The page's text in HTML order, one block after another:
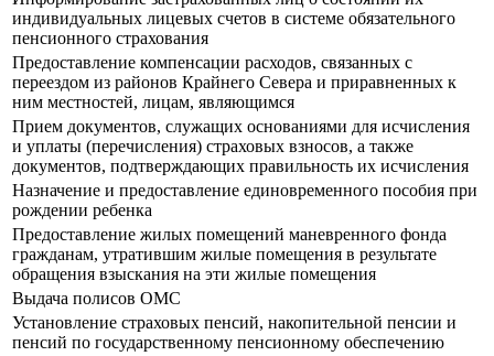
индивидуальных лицевых счетов в системе обязательного
пенсионного страхования
Предоставление компенсации расходов, связанных с
переездом из районов Крайнего Севера и приравненных к
ним местностей, лицам, являющимся
Прием документов, служащих основаниями для исчисления
и уплаты (перечисления) страховых взносов, а также
документов, подтверждающих правильность их исчисления
Назначение и предоставление единовременного пособия при
рождении ребенка
Предоставление жилых помещений маневренного фонда
гражданам, утратившим жилые помещения в результате
обращения взыскания на эти жилые помещения
Выдача полисов ОМС
Установление страховых пенсий, накопительной пенсии и
пенсий по государственному пенсионному обеспечению